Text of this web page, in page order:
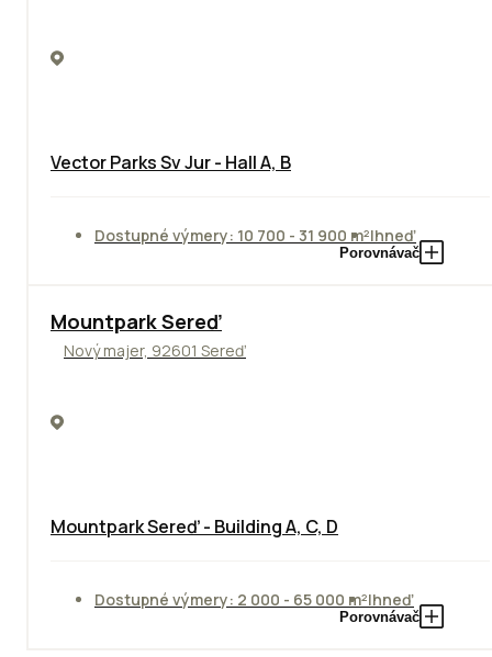
Vector Parks Sv Jur - Hall A, B
Dostupné výmery: 10 700 - 31 900 m²Ihneď
Porovnávač
NOVINKA
Mountpark Sereď
Nový majer, 92601 Sereď
Mountpark Sereď - Building A, C, D
Dostupné výmery: 2 000 - 65 000 m²Ihneď
Porovnávač